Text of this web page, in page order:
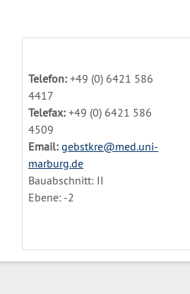
Telefon: +49 (0) 6421 586
4417
Telefax: +49 (0) 6421 586
4509
Email: gebstkre@med.uni-
marburg.de
Bauabschnitt: II
Ebene: -2